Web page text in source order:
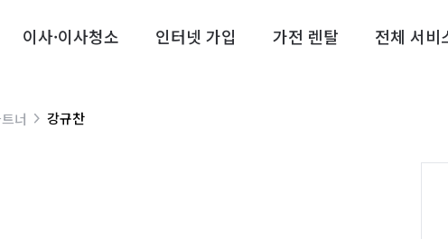
이사·이사청소 인터넷 가입 가전 렌탈 전체 서비
너 강규찬